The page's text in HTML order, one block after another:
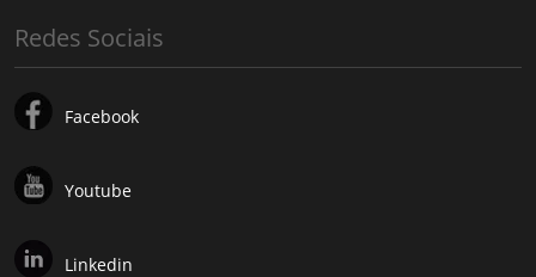
Redes Sociais
Facebook
Youtube
Linkedin